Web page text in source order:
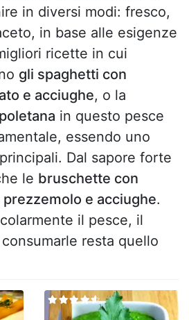
in diversi modi: fresco,
in base alle esigenze
ricette in cui
gli spaghetti con
e acciughe, o la
in questo pesce
essendo uno
Dal sapore forte
le bruschette con
e acciughe.
il pesce, il
resta quello